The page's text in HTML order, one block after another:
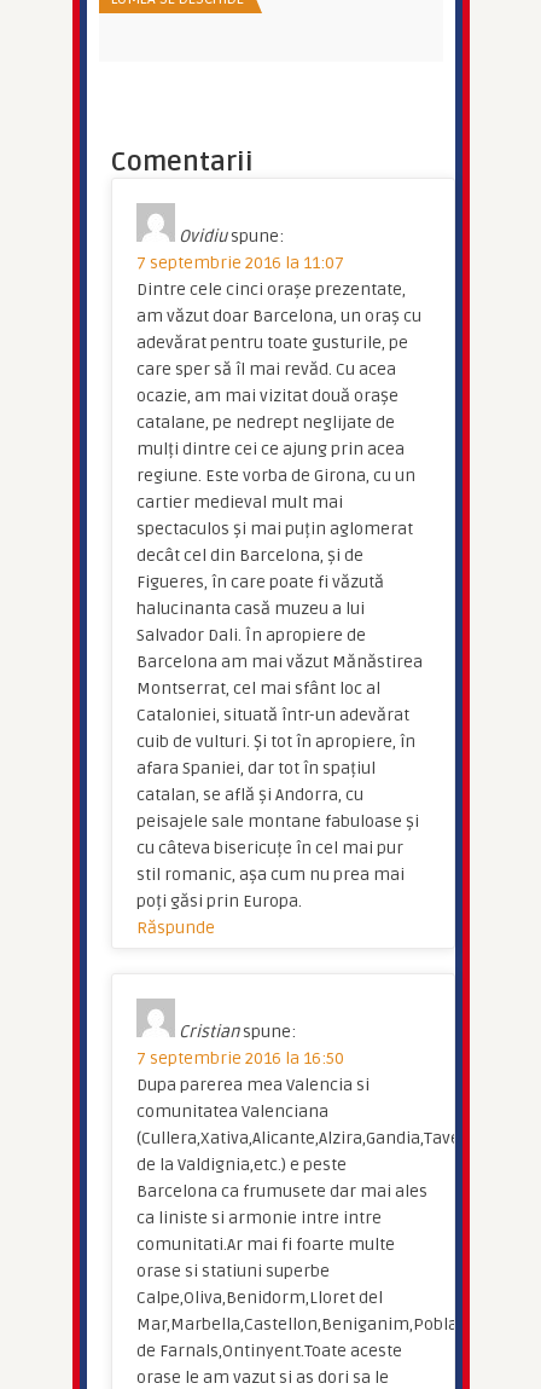
Comentarii
Ovidiu spune:
7 septembrie 2016 la 11:07
Dintre cele cinci orașe prezentate,
am văzut doar Barcelona, un oraș cu
adevărat pentru toate gusturile, pe
care sper să îl mai revăd. Cu acea
ocazie, am mai vizitat două orașe
catalane, pe nedrept neglijate de
mulți dintre cei ce ajung prin acea
regiune. Este vorba de Girona, cu un
cartier medieval mult mai
spectaculos și mai puțin aglomerat
decât cel din Barcelona, și de
Figueres, în care poate fi văzută
halucinanta casă muzeu a lui
Salvador Dali. În apropiere de
Barcelona am mai văzut Mănăstirea
Montserrat, cel mai sfânt loc al
Cataloniei, situată într-un adevărat
cuib de vulturi. Și tot în apropiere, în
afara Spaniei, dar tot în spațiul
catalan, se află și Andorra, cu
peisajele sale montane fabuloase și
cu câteva bisericuțe în cel mai pur
stil romanic, așa cum nu prea mai
poți găsi prin Europa.
Răspunde
Cristian spune:
7 septembrie 2016 la 16:50
Dupa parerea mea Valencia si
comunitatea Valenciana
(Cullera,Xativa,Alicante,Alzira,Gandia,Tavernes
de la Valdignia,etc.) e peste
Barcelona ca frumusete dar mai ales
ca liniste si armonie intre intre
comunitati.Ar mai fi foarte multe
orase si statiuni superbe
Calpe,Oliva,Benidorm,Lloret del
Mar,Marbella,Castellon,Beniganim,Pobla
de Farnals,Ontinyent.Toate aceste
orase le am vazut si as dori sa le